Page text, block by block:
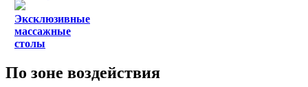
Эксклюзивные
массажные
столы
По зоне воздействия